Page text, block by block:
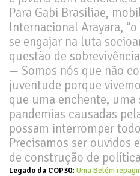
Para Gabi Brasiliae,
Internacional Arayara,
se engajar na luta
questão de
— Somos nós que não
juventude porque
que uma enchente, uma
pandemias causadas
possam interromper
Precisamos ser ouvidos
de construção de
Legado da COP30: Uma Belém